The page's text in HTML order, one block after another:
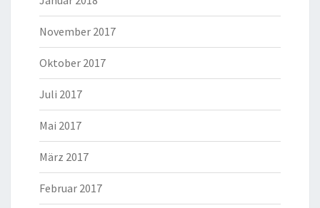
November 2017
Oktober 2017
Juli 2017
Mai 2017
März 2017
Februar 2017